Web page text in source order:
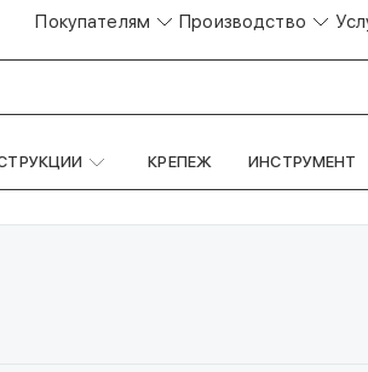
Покупателям Производство
КРЕПЕЖ ИНСТРУМЕНТ